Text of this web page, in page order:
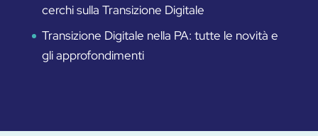
cerchi sulla Transizione Digitale
Transizione Digitale nella PA: tutte le novità e
gli approfondimenti